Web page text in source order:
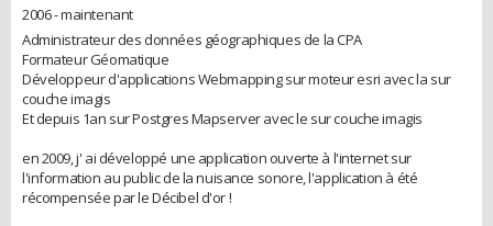
2006 - maintenant
Administrateur des données géographiques de la CPA
Formateur Géomatique
Développeur d'applications Webmapping sur moteur esri avec la sur
couche imagis
Et depuis 1an sur Postgres Mapserver avec le sur couche imagis
en 2009, j' ai développé une application ouverte à l'internet sur
l'information au public de la nuisance sonore, l'application à été
récompensée par le Décibel d'or !